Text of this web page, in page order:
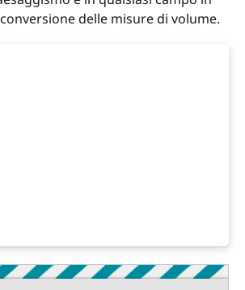
delle misure di volume.